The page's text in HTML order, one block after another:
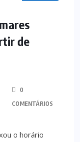
de
0
COMENTÁRIOS
o horário